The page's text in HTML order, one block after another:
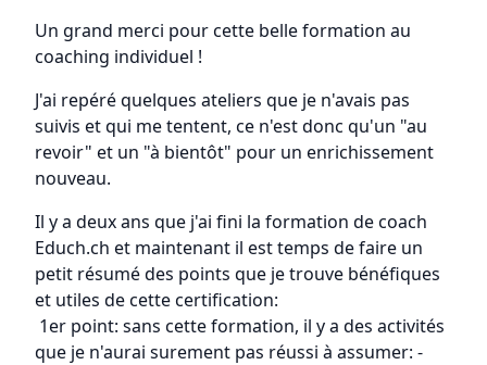
Un grand merci pour cette belle formation au
coaching individuel !
J'ai repéré quelques ateliers que je n'avais pas
suivis et qui me tentent, ce n'est donc qu'un "au
revoir" et un "à bientôt" pour un enrichissement
nouveau.
Il y a deux ans que j'ai fini la formation de coach
Educh.ch et maintenant il est temps de faire un
petit résumé des points que je trouve bénéfiques
et utiles de cette certification:
1er point: sans cette formation, il y a des activités
que je n'aurai surement pas réussi à assumer: -